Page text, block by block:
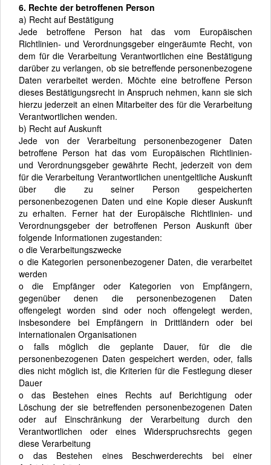
6. Rechte der betroffenen Person
a) Recht auf Bestätigung
Jede betroffene Person hat das vom Europäischen
Richtlinien- und Verordnungsgeber eingeräumte Recht, von
dem für die Verarbeitung Verantwortlichen eine Bestätigung
darüber zu verlangen, ob sie betreffende personenbezogene
Daten verarbeitet werden. Möchte eine betroffene Person
dieses Bestätigungsrecht in Anspruch nehmen, kann sie sich
hierzu jederzeit an einen Mitarbeiter des für die Verarbeitung
Verantwortlichen wenden.
b) Recht auf Auskunft
Jede von der Verarbeitung personenbezogener Daten
betroffene Person hat das vom Europäischen Richtlinien-
und Verordnungsgeber gewährte Recht, jederzeit von dem
für die Verarbeitung Verantwortlichen unentgeltliche Auskunft
über die zu seiner Person gespeicherten
personenbezogenen Daten und eine Kopie dieser Auskunft
zu erhalten. Ferner hat der Europäische Richtlinien- und
Verordnungsgeber der betroffenen Person Auskunft über
folgende Informationen zugestanden:
o die Verarbeitungszwecke
o die Kategorien personenbezogener Daten, die verarbeitet
werden
o die Empfänger oder Kategorien von Empfängern,
gegenüber denen die personenbezogenen Daten
offengelegt worden sind oder noch offengelegt werden,
insbesondere bei Empfängern in Drittländern oder bei
internationalen Organisationen
o falls möglich die geplante Dauer, für die die
personenbezogenen Daten gespeichert werden, oder, falls
dies nicht möglich ist, die Kriterien für die Festlegung dieser
Dauer
o das Bestehen eines Rechts auf Berichtigung oder
Löschung der sie betreffenden personenbezogenen Daten
oder auf Einschränkung der Verarbeitung durch den
Verantwortlichen oder eines Widerspruchsrechts gegen
diese Verarbeitung
o das Bestehen eines Beschwerderechts bei einer